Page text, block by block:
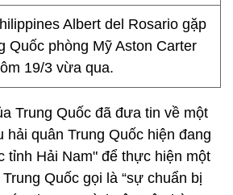
Albert del Rosario gặp
Quốc phòng Mỹ Aston Carter
19/3 vừa qua.
Trung Quốc đã đưa tin về một
hải quân Trung Quốc hiện đang
tỉnh Hải Nam" để thực hiện một
Quốc gọi là “sự chuẩn bị